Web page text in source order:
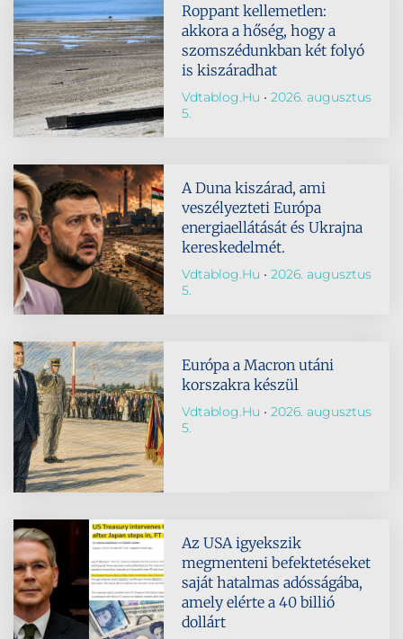
Roppant kellemetlen:
akkora a hőség, hogy a
szomszédunkban két folyó
is kiszáradhat
Vdtablog.hu
2026. augusztus
5.
A Duna kiszárad, ami
veszélyezteti Európa
energiaellátását és Ukrajna
kereskedelmét.
Vdtablog.hu
2026. augusztus
5.
Európa a Macron utáni
korszakra készül
Vdtablog.hu
2026. augusztus
5.
Az USA igyekszik
megmenteni befektetéseket
saját hatalmas adósságába,
amely elérte a 40 billió
dollárt